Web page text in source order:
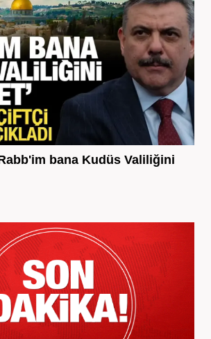
bana Kudüs Valiliğini